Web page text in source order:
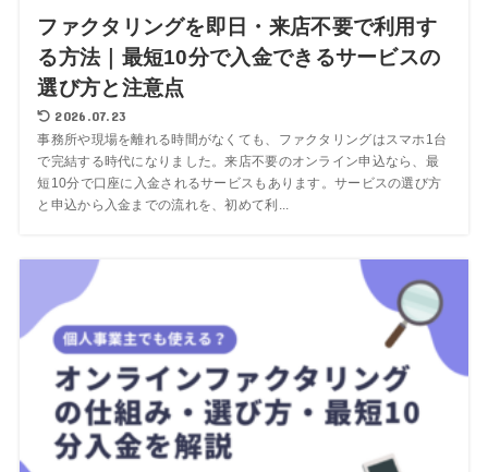
ファクタリングを即日・来店不要で利用す
る方法｜最短10分で入金できるサービスの
選び方と注意点
2026.07.23
事務所や現場を離れる時間がなくても、ファクタリングはスマホ1台
で完結する時代になりました。来店不要のオンライン申込なら、最
短10分で口座に入金されるサービスもあります。サービスの選び方
と申込から入金までの流れを、初めて利...